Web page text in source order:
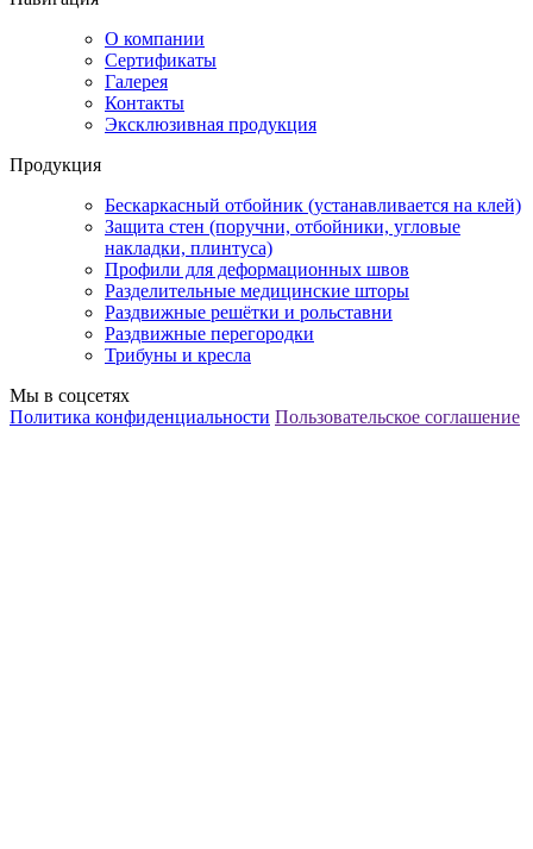
О компании
Сертификаты
Галерея
Контакты
Эксклюзивная продукция
Продукция
Бескаркасный отбойник (устанавливается на клей)
Защита стен (поручни, отбойники, угловые
накладки, плинтуса)
Профили для деформационных швов
Разделительные медицинские шторы
Раздвижные решётки и рольставни
Раздвижные перегородки
Трибуны и кресла
Мы в соцсетях
Политика конфиденциальности Пользовательское соглашение